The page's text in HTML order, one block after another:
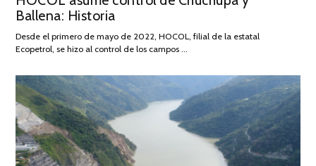
2026
Ballena: Historia
Desde el primero de mayo de 2022, HOCOL, filial de la estatal
Ecopetrol, se hizo al control de los campos …